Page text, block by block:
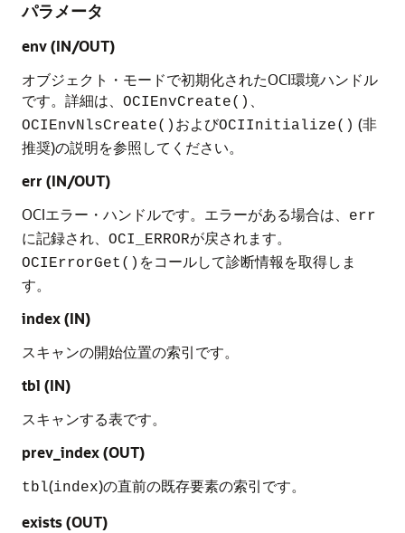
パラメータ
env (IN/OUT)
オブジェクト・モードで初期化されたOCI環境ハンドル
です。詳細は、 OCIEnvCreate()
OCIEnvNlsCreate() およびOCIInitialize() (非
推奨)の説明を参照してください。
err (IN/OUT)
OCIエラー・ハンドルです。エラーがある場合は、
err
に記録され、 OCI_ERRORが戻されます。
OCIErrorGet() をコールして診断情報を取得しま
す。
index (IN)
スキャンの開始位置の索引です。
tbl (IN)
スキャンする表です。
prev_index (OUT)
tbl(index)の直前の既存要素の索引です。
exists (OUT)